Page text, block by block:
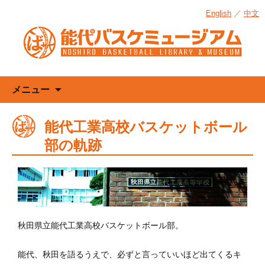
English ／ 中文
メニュー
ン
ツ
へ
ス
キ
ッ
能代工業高校バスケットボール
部の軌跡
秋田県立能代工業高校バスケットボール部。
能代、秋田を語るうえで、必ずと言っていいほど出てくるキ